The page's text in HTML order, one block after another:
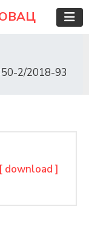
2/2018-93
[ download ]